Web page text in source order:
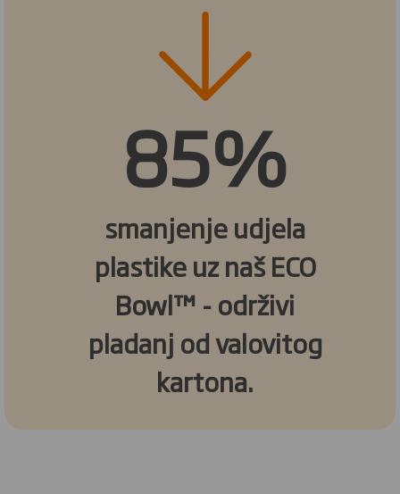
85%
smanjenje udjela
plastike uz naš ECO
Bowl™ - održivi
pladanj od valovitog
kartona.